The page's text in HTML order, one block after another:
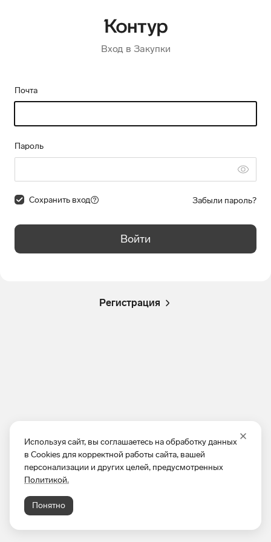
Используя сайт, вы соглашаетесь на обработку данных
в Cookies для корректной работы сайта, вашей
персонализации и других целей, предусмотренных
Политикой.
Понятно
Вход в Закупки
Почта
Пароль
Сохранить вход Забыли пароль?
Войти
Регистрация